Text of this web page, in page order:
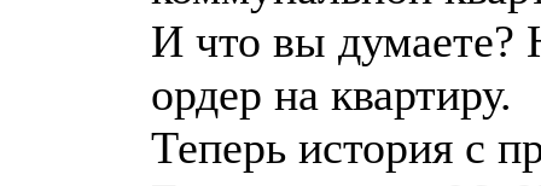
И что вы
ордер на квартиру.
Теперь история с